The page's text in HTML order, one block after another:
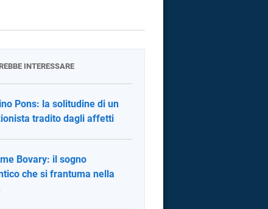
INTERESSARE
Pons: la solitudine di un
tradito dagli affetti
Bovary: il sogno
che si frantuma nella